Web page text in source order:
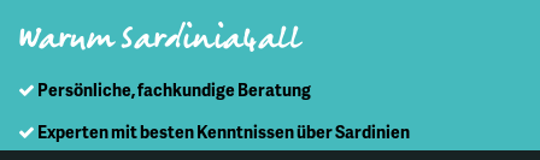
Warum Sardinia4all
Persönliche, fachkundige Beratung
Experten mit besten Kenntnissen über Sardinien